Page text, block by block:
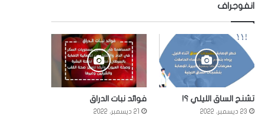
انفوجراف
تشنج الساق الليلي ؟!
23 ديسمبر، 2022
فوائد نبات الدراق
21 ديسمبر، 2022